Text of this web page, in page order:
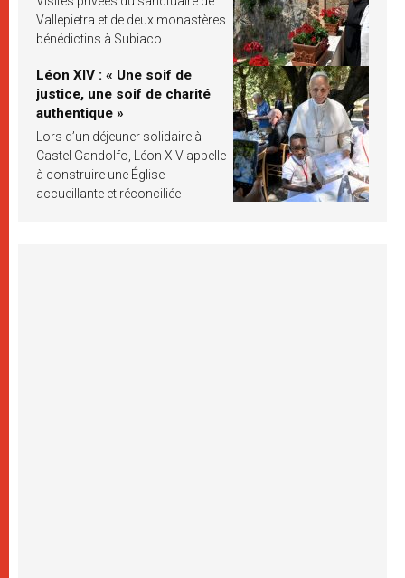
Vallepietra et de deux monastères
bénédictins à Subiaco
Léon XIV : « Une soif de
justice, une soif de charité
authentique »
Lors d’un déjeuner solidaire à
Castel Gandolfo, Léon XIV appelle
à construire une Église
accueillante et réconciliée